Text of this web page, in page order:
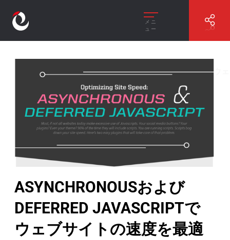
メニ
ュー
ASYNCHRONOUSおよびDEFERRED JAVASCRIPTでウェ
ブサイトの速度を最適化する
ASYNCHRONOUSおよび
DEFERRED JAVASCRIPTで
ウェブサイトの速度を最適